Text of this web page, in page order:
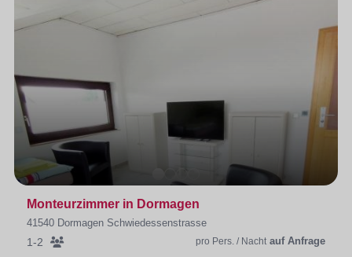
Monteurzimmer in Dormagen
41540 Dormagen Schwiedessenstrasse
1-2 pro Pers. / Nacht auf Anfrage